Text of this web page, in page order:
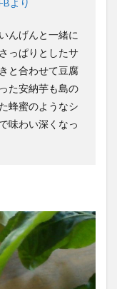
より
んげんと一緒に
っぱりとしたサ
と合わせて豆腐
た安納芋も島の
蜂蜜のようなシ
味わい深くなっ